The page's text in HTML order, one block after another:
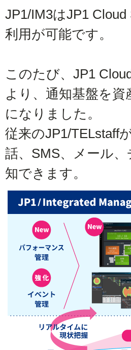
JP1/IM3はJP1
利用が可能です。
このたび、JP1
より、通知基盤を
になりました。
従来のJP1/TELstaff
話、SMS、メール
知できます。